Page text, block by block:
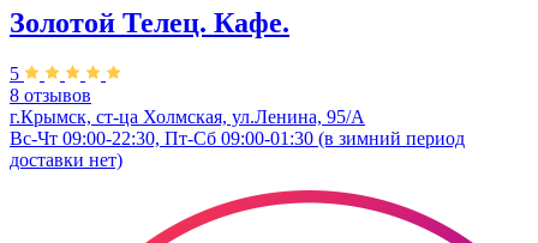
Золотой Телец. Кафе.
5
8 отзывов
г.Крымск, ст-ца Холмская, ул.Ленина, 95/А
Вс-Чт 09:00-22:30, Пт-Сб 09:00-01:30 (в зимний период
доставки нет)